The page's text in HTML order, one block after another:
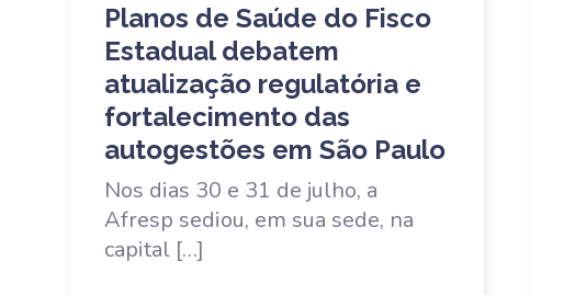
Planos de Saúde do Fisco
Estadual debatem
atualização regulatória e
fortalecimento das
autogestões em São Paulo
Nos dias 30 e 31 de julho, a
Afresp sediou, em sua sede, na
capital […]